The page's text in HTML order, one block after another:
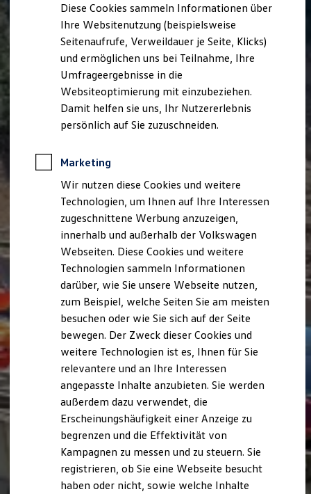
Behörden
Direktkunden
Sonderfahrzeuge
Anpfiff zum Gewinn
Elektromobilität
Elektroautos
ID. Tutorials
Elektrofahrzeugkonzepte
ID. EVERY1
Reichweite
Rekuperation
Laden unterwegs
Laden Zuhause
Ladestationen finden
Ladezeitensimulator
Batterie
Sicherheit
Nachhaltigkeit
Technologie
Kosten und Kauf
Verbrauchskosten
Kaufoptionen
E-Auto-Förderung
Software und Konnektivität
Die ID. Software 6
ID. Software Versionen und Updates
Digitale Extras
Schnittstellen zu Ihrem ID.
Marke und Erlebnis
Volkswagen R und R Experience
R-Modelle
R Experience
Driving Experience
Volkswagen entdecken
Diese Cookies sammeln Informationen über
Ihre Websitenutzung (beispielsweise
Seitenaufrufe, Verweildauer je Seite, Klicks)
und ermöglichen uns bei Teilnahme, Ihre
Umfrageergebnisse in die
Websiteoptimierung mit einzubeziehen.
Damit helfen sie uns, Ihr Nutzererlebnis
persönlich auf Sie zuzuschneiden.
Marketing
Wir nutzen diese Cookies und weitere
Technologien, um Ihnen auf Ihre Interessen
zugeschnittene Werbung anzuzeigen,
innerhalb und außerhalb der Volkswagen
Webseiten. Diese Cookies und weitere
Technologien sammeln Informationen
darüber, wie Sie unsere Webseite nutzen,
zum Beispiel, welche Seiten Sie am meisten
besuchen oder wie Sie sich auf der Seite
bewegen. Der Zweck dieser Cookies und
weitere Technologien ist es, Ihnen für Sie
relevantere und an Ihre Interessen
angepasste Inhalte anzubieten. Sie werden
außerdem dazu verwendet, die
Erscheinungshäufigkeit einer Anzeige zu
begrenzen und die Effektivität von
Kampagnen zu messen und zu steuern. Sie
registrieren, ob Sie eine Webseite besucht
haben oder nicht, sowie welche Inhalte